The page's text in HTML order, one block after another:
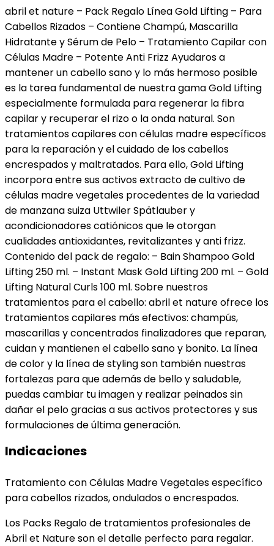
Mascarilla
Pelo,
Sérum
Pelo
y
Champú
Pelo
Rizado…
cantidad
abril et nature – Pack Regalo Línea Gold Lifting – Para
Cabellos Rizados – Contiene Champú, Mascarilla
Hidratante y Sérum de Pelo – Tratamiento Capilar con
Células Madre – Potente Anti Frizz Ayudaros a
mantener un cabello sano y lo más hermoso posible
es la tarea fundamental de nuestra gama Gold Lifting
especialmente formulada para regenerar la fibra
capilar y recuperar el rizo o la onda natural. Son
tratamientos capilares con células madre específicos
para la reparación y el cuidado de los cabellos
encrespados y maltratados. Para ello, Gold Lifting
incorpora entre sus activos extracto de cultivo de
células madre vegetales procedentes de la variedad
de manzana suiza Uttwiler Spätlauber y
acondicionadores catiónicos que le otorgan
cualidades antioxidantes, revitalizantes y anti frizz.
Contenido del pack de regalo: – Bain Shampoo Gold
Lifting 250 ml. – Instant Mask Gold Lifting 200 ml. – Gold
Lifting Natural Curls 100 ml. Sobre nuestros
tratamientos para el cabello: abril et nature ofrece los
tratamientos capilares más efectivos: champús,
mascarillas y concentrados finalizadores que reparan,
cuidan y mantienen el cabello sano y bonito. La línea
de color y la línea de styling son también nuestras
fortalezas para que además de bello y saludable,
puedas cambiar tu imagen y realizar peinados sin
dañar el pelo gracias a sus activos protectores y sus
formulaciones de última generación.
Indicaciones
Tratamiento con Células Madre Vegetales específico
para cabellos rizados, ondulados o encrespados.
Los Packs Regalo de tratamientos profesionales de
Abril et Nature son el detalle perfecto para regalar.